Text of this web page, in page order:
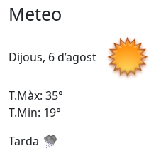
Meteo
Dijous, 6 d’agost
T.Màx: 35°
T.Min: 19°
Tarda